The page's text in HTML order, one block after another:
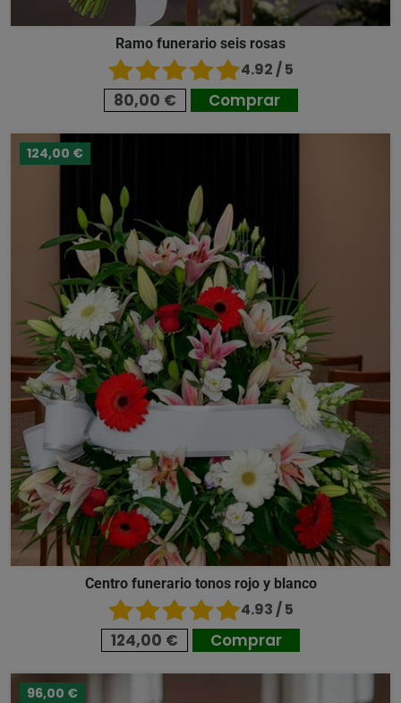
Ramo funerario seis rosas
4.92 / 5
80,00 € Comprar
124,00 €
Centro funerario tonos rojo y blanco
4.93 / 5
124,00 € Comprar
96,00 €